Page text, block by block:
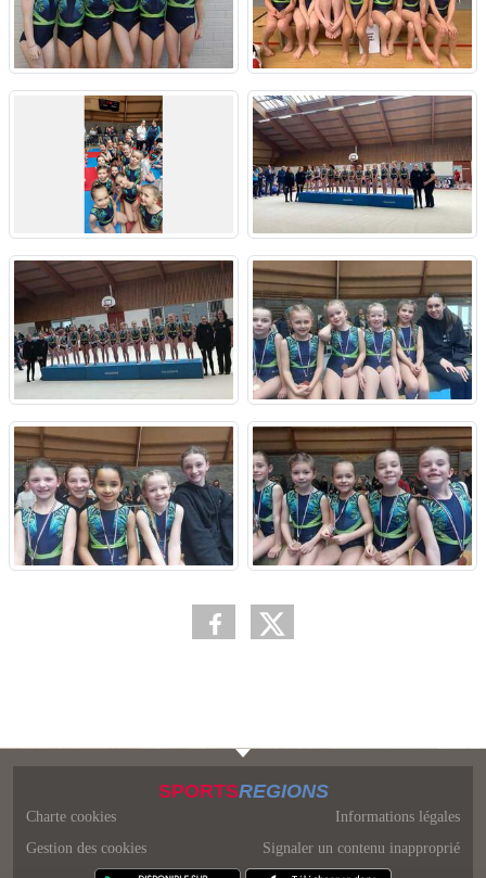
SPORTSREGIONS
Charte cookies
Gestion des cookies
Informations légales
Signaler un contenu inapproprié